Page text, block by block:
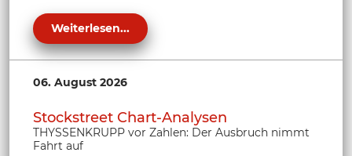
Weiterlesen...
06. August 2026
Stockstreet Chart-Analysen
THYSSENKRUPP vor Zahlen: Der Ausbruch nimmt
Fahrt auf